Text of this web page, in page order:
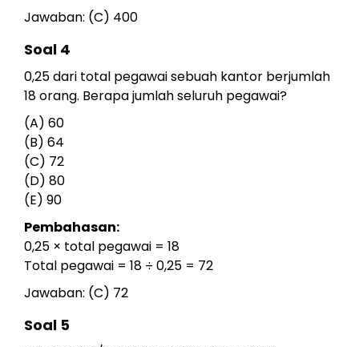
Jawaban: (C) 400
Soal 4
0,25 dari total pegawai sebuah kantor berjumlah
18 orang. Berapa jumlah seluruh pegawai?
(A) 60
(B) 64
(C) 72
(D) 80
(E) 90
Pembahasan:
0,25 × total pegawai = 18
Total pegawai = 18 ÷ 0,25 = 72
Jawaban: (C) 72
Soal 5